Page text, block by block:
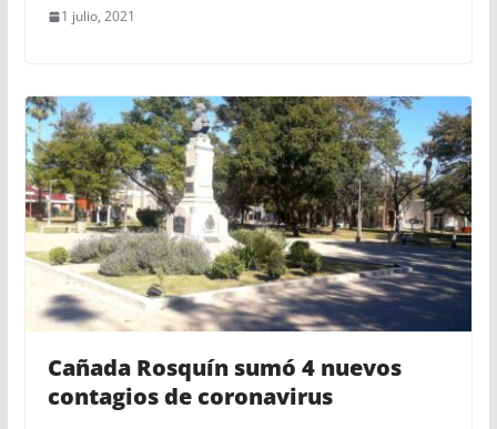
1 julio, 2021
Cañada Rosquín sumó 4 nuevos
contagios de coronavirus